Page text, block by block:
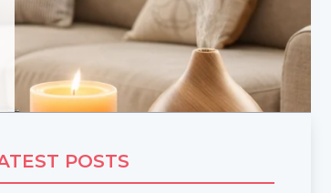
POSTS